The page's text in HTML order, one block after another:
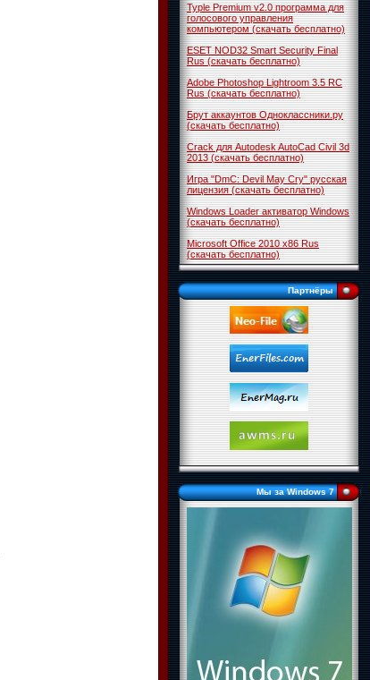
Typle Premium v2.0 программа для
голосового управления
компьютером (скачать бесплатно)
ESET NOD32 Smart Security Final
Rus (скачать бесплатно)
Adobe Photoshop Lightroom 3.5 RC
Rus (скачать бесплатно)
Брут аккаунтов Одноклассники.ру
(скачать бесплатно)
Crack для Autodesk AutoCad Civil 3d
2013 (скачать бесплатно)
Игра "DmC: Devil May Cry" русская
лицензия (скачать бесплатно)
Windows Loader активатор Windows
(скачать бесплатно)
Microsoft Office 2010 x86 Rus
(скачать бесплатно)
Партнёры
Мы за Windows 7